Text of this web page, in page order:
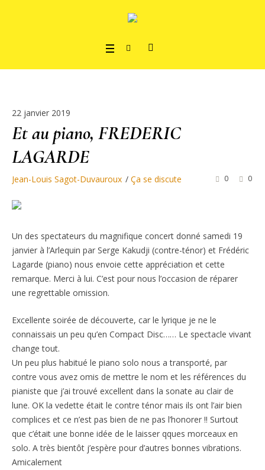
22 janvier 2019
Et au piano, FREDERIC
LAGARDE
Jean-Louis Sagot-Duvauroux Ça se discute 0 0
Un des spectateurs du magnifique concert donné samedi 19
janvier à l’Arlequin par Serge Kakudji (contre-ténor) et Frédéric
Lagarde (piano) nous envoie cette appréciation et cette
remarque. Merci à lui. C’est pour nous l’occasion de réparer
une regrettable omission.
Excellente soirée de découverte, car le lyrique je ne le
connaissais un peu qu’en Compact Disc…… Le spectacle vivant
change tout.
Un peu plus habitué le piano solo nous a transporté, par
contre vous avez omis de mettre le nom et les références du
pianiste que j’ai trouvé excellent dans la sonate au clair de
lune. OK la vedette était le contre ténor mais ils ont l’air bien
complices et ce n’est pas bien de ne pas l’honorer !! Surtout
que c’était une bonne idée de le laisser qques morceaux en
solo. A très bientôt j’espère pour d’autres bonnes vibrations.
Amicalement